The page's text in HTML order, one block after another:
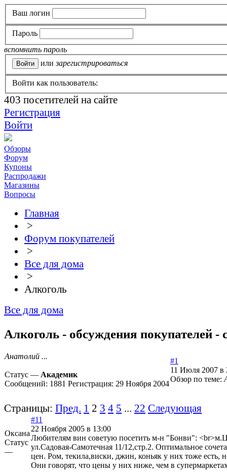
Ваш логин
Пароль
вспомнить пароль
или зарегистрироваться
Войти как пользователь:
403 посетителей на сайте
Регистрация
Войти
Обзоры
Форум
Купоны
Распродажи
Магазины
Вопросы
Главная
>
Форум покупателей
>
Все для дома
>
Алкоголь
Все для дома
Алкоголь - обсуждения покупателей -
Анатолий ...
Статус — Академик
Сообщений: 1881 Регистрация: 29 Ноября 2004
#1
11 Июля 2007 в
Обзор по теме:
Страницы: Пред. 1 2 3 4 5 ... 22 Следующая
Оксана
Статус
—
#11
22 Ноября 2005 в 13:00
Любителям вин советую посетить м-н "Бонви":
ул.Садовая-Самотечная 11/12,стр.2. Оптимальное
цен. Ром, текила,виски, джин, коньяк у них тоже есть,
Они говорят, что цены у них ниже, чем в